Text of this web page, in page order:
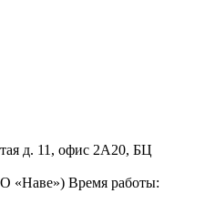
д. 11, офис 2А20, БЦ
«Наве») Время работы: